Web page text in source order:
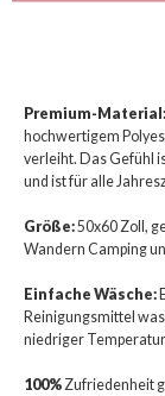
Premium-Material:
hochwertigem
verleiht. Das Gefühl
und ist für alle
Größe:50x60 Zoll,
Wandern Camping
Einfache Wäsche:
Reinigungsmittel
niedriger
100% Zufriedenheit